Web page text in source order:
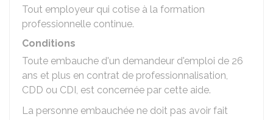
Tout employeur qui cotise à la formation
professionnelle continue.
Conditions
Toute embauche d'un demandeur d'emploi de 26
ans et plus en contrat de professionnalisation,
CDD ou CDI, est concernée par cette aide.
La personne embauchée ne doit pas avoir fait